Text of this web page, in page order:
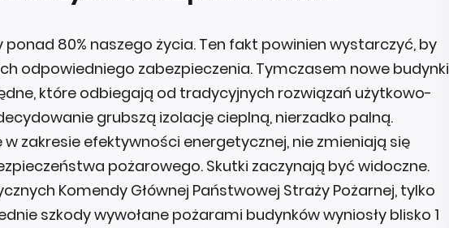
80% naszego życia. Ten fakt powinien wystarczyć, by
odpowiedniego zabezpieczenia. Tymczasem nowe budynki
które odbiegają od tradycyjnych rozwiązań użytkowo-
grubszą izolację cieplną, nierzadko palną.
zakresie efektywności energetycznej, nie zmieniają się
pożarowego. Skutki zaczynają być widoczne.
Komendy Głównej Państwowej Straży Pożarnej, tylko
szkody wywołane pożarami budynków wyniosły blisko 1